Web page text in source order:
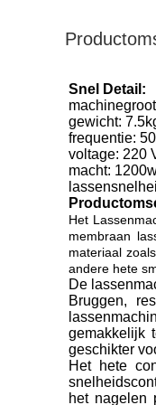
Snel Detail:
gewicht:
frequentie:
voltage: 220
macht:
Het
membraan
materiaal
andere hete
De
Bruggen,
gemakkelijk
geschikter
Het hete
het nagelen